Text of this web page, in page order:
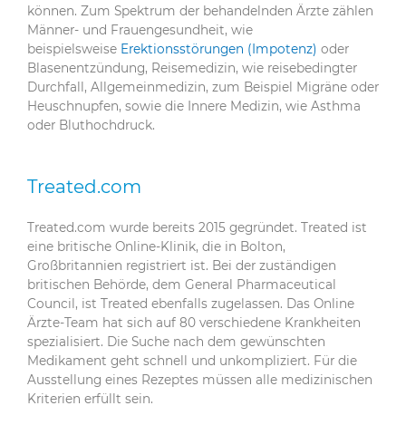
können. Zum Spektrum der behandelnden Ärzte zählen
Männer- und Frauengesundheit, wie
beispielsweise Erektionsstörungen (Impotenz) oder
Blasenentzündung, Reisemedizin, wie reisebedingter
Durchfall, Allgemeinmedizin, zum Beispiel Migräne oder
Heuschnupfen, sowie die Innere Medizin, wie Asthma
oder Bluthochdruck.
Treated.com
Treated.com wurde bereits 2015 gegründet. Treated ist
eine britische Online-Klinik, die in Bolton,
Großbritannien registriert ist. Bei der zuständigen
britischen Behörde, dem General Pharmaceutical
Council, ist Treated ebenfalls zugelassen. Das Online
Ärzte-Team hat sich auf 80 verschiedene Krankheiten
spezialisiert. Die Suche nach dem gewünschten
Medikament geht schnell und unkompliziert. Für die
Ausstellung eines Rezeptes müssen alle medizinischen
Kriterien erfüllt sein.